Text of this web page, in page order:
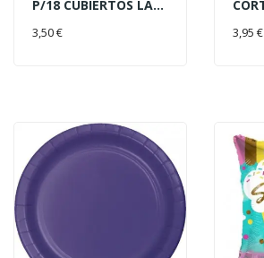
P/18 CUBIERTOS LAVANDA
3,50 € 3,95 €